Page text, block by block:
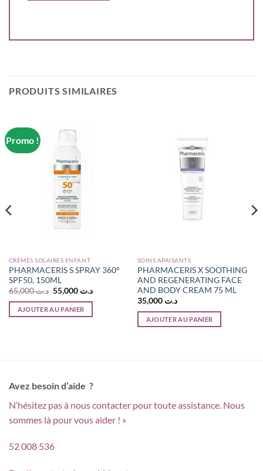
PRODUITS SIMILAIRES
Promo !
CRÈMES SOLAIRES ENFANT
PHARMACERIS S SPRAY 360°
SPF50, 150ML
د.ت65,000
Le
prix
initial
était :
د.ت 55,000
Le
AJOUTER AU PANIER
SOINS APAISANTS
PHARMACERIS X SOOTHING
AND REGENERATING FACE
AND BODY CREAM 75 ML
د.ت 35,000
AJOUTER AU PANIER
Avez besoin d’aide ?
N’hésitez pas à nous contacter pour toute assistance. Nous
sommes là pour vous aider ! »
52 008 536